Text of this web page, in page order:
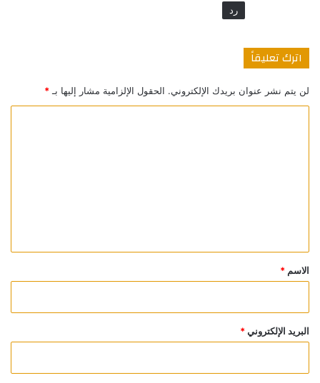
رد
اترك تعليقاً
لن يتم نشر عنوان بريدك الإلكتروني. الحقول الإلزامية مشار إليها بـ *
*
الاسم *
البريد الإلكتروني*